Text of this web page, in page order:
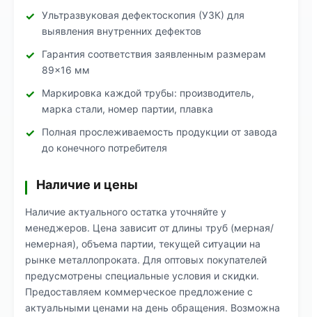
Ультразвуковая дефектоскопия (УЗК) для
выявления внутренних дефектов
Гарантия соответствия заявленным размерам
89×16 мм
Маркировка каждой трубы: производитель,
марка стали, номер партии, плавка
Полная прослеживаемость продукции от завода
до конечного потребителя
Наличие и цены
Наличие актуального остатка уточняйте у
менеджеров. Цена зависит от длины труб (мерная/
немерная), объема партии, текущей ситуации на
рынке металлопроката. Для оптовых покупателей
предусмотрены специальные условия и скидки.
Предоставляем коммерческое предложение с
актуальными ценами на день обращения. Возможна